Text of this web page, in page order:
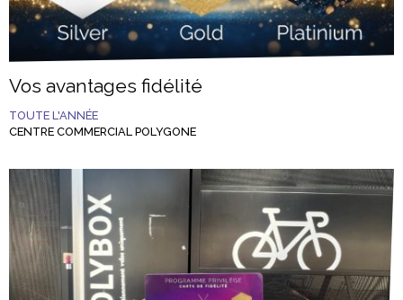
Vos avantages fidélité
TOUTE L'ANNÉE
CENTRE COMMERCIAL POLYGONE